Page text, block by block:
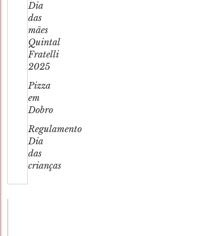
Dia
das
mães
Quintal
Fratelli
2025
Pizza
em
Dobro
Regulamento
Dia
das
crianças